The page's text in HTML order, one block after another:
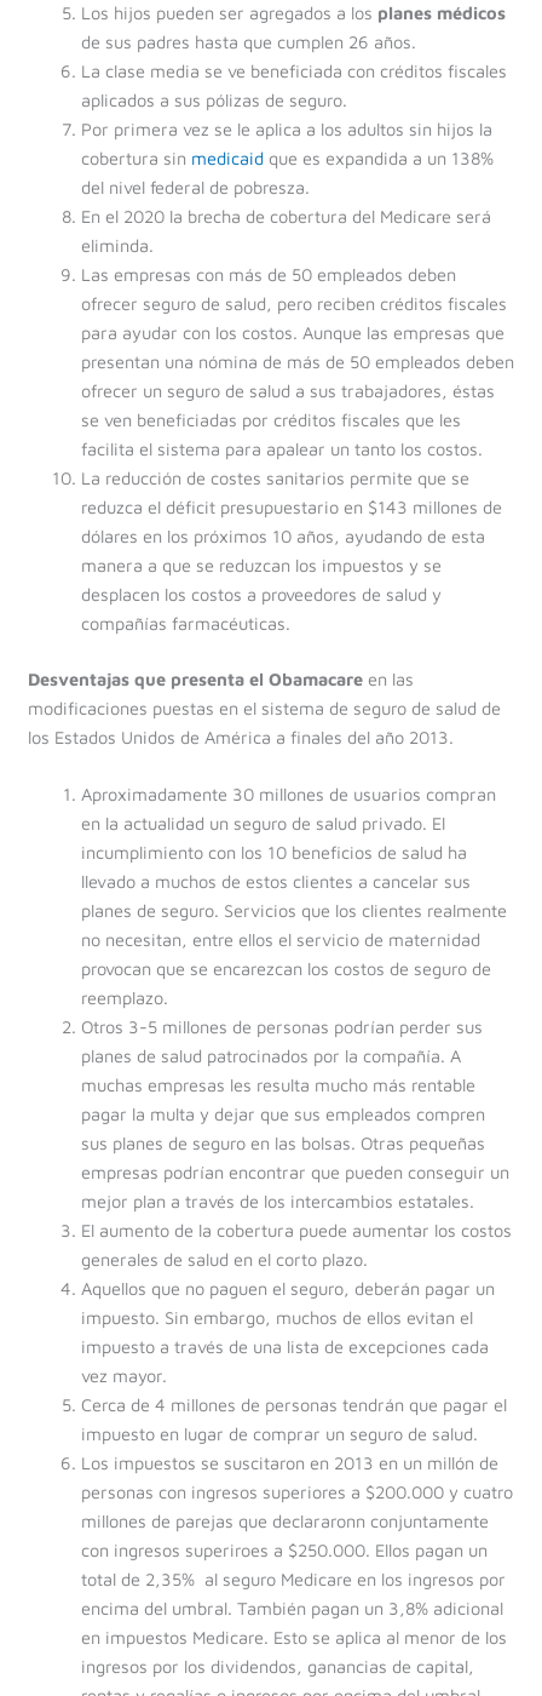
Los hijos pueden ser agregados a los planes médicos
de sus padres hasta que cumplen 26 años.
La clase media se ve beneficiada con créditos fiscales
aplicados a sus pólizas de seguro.
Por primera vez se le aplica a los adultos sin hijos la
cobertura sin medicaidque es expandida a un 138%
del nivel federal de pobresza.
En el 2020 la brecha de cobertura del Medicare será
eliminda.
Las empresas con más de 50 empleados deben
ofrecer seguro de salud, pero reciben créditos fiscales
para ayudar con los costos. Aunque las empresas que
presentan una nómina de más de 50 empleados deben
ofrecer un seguro de salud a sus trabajadores, éstas
se ven beneficiadas por créditos fiscales que les
facilita el sistema para apalear un tanto los costos.
La reducción de costes sanitarios permite que se
reduzca el déficit presupuestario en $143 millones de
dólares en los próximos 10 años, ayudando de esta
manera a que se reduzcan los impuestos y se
desplacen los costos a proveedores de salud y
compañías farmacéuticas.
Desventajas que presenta el Obamacareen las
modificaciones puestas en el sistema de seguro de salud de
los Estados Unidos de América a finales del año 2013.
Aproximadamente 30 millones de usuarios compran
en la actualidad un seguro de salud privado. El
incumplimiento con los 10 beneficios de salud ha
llevado a muchos de estos clientes a cancelar sus
planes de seguro. Servicios que los clientes realmente
no necesitan, entre ellos el servicio de maternidad
provocan que se encarezcan los costos de seguro de
reemplazo.
Otros 3-5 millones de personas podrían perder sus
planes de salud patrocinados por la compañía. A
muchas empresas les resulta mucho más rentable
pagar la multa y dejar que sus empleados compren
sus planes de seguro en las bolsas. Otras pequeñas
empresas podrían encontrar que pueden conseguir un
mejor plan a través de los intercambios estatales.
El aumento de la cobertura puede aumentar los costos
generales de salud en el corto plazo.
Aquellos que no paguen el seguro, deberán pagar un
impuesto. Sin embargo, muchos de ellos evitan el
impuesto a través de una lista de excepciones cada
vez mayor.
Cerca de 4 millones de personas tendrán que pagar el
impuesto en lugar de comprar un seguro de salud.
Los impuestos se suscitaron en 2013 en un millón de
personas con ingresos superiores a $200.000 y cuatro
millones de parejas que declararonn conjuntamente
con ingresos superiroes a $250.000. Ellos pagan un
total de 2,35% al seguro Medicare en los ingresos por
encima del umbral. También pagan un 3,8% adicional
en impuestos Medicare. Esto se aplica al menor de los
ingresos por los dividendos, ganancias de capital,